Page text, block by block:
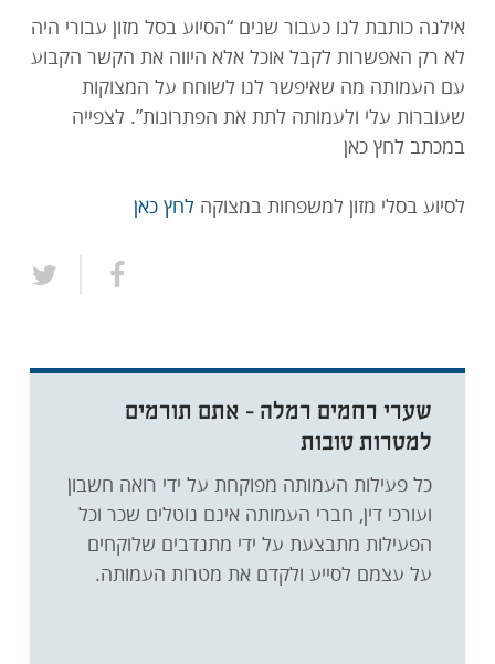
אילנה כותבת לנו כעבור שנים “הסיוע בסל מזון עבורי היה
לא רק האפשרות לקבל אוכל אלא היווה את הקשר הקבוע
עם העמותה מה שאיפשר לנו לשוחח על המצוקות
שעוברות עלי ולעמותה לתת את הפתרונות”. לצפייה
במכתב לחץ כאן
לסיוע בסלי מזון למשפחות במצוקה לחץ כאן
שערי רחמים רמלה - אתם תורמים
למטרות טובות
כל פעילות העמותה מפוקחת על ידי רואה חשבון
ועורכי דין, חברי העמותה אינם נוטלים שכר וכל
הפעילות מתבצעת על ידי מתנדבים שלוקחים
על עצמם לסייע ולקדם את מטרות העמותה.